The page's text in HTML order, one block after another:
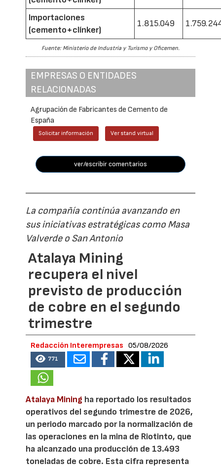
Importaciones
(cemento+clínker)
1.815.049
Fuente: Ministerio de Industria y Turismo y Oficemen.
EMPRESAS O ENTIDADES
RELACIONADAS
Agrupación de Fabricantes de Cemento de
España
Solicitar información Ver stand virtual
ver/escribir comentarios
La compañía continúa avanzando en
sus iniciativas estratégicas como Masa
Valverde o San Antonio
Atalaya Mining
recupera el nivel
previsto de producción
de cobre en el segundo
trimestre
Redacción Interempresas 05/08/2026
771
Atalaya Mining ha reportado los resultados
operativos del segundo trimestre de 2026,
un periodo marcado por la normalización de
las operaciones en la mina de Riotinto, que
ha alcanzado una producción de 13.493
toneladas de cobre. Esta cifra representa